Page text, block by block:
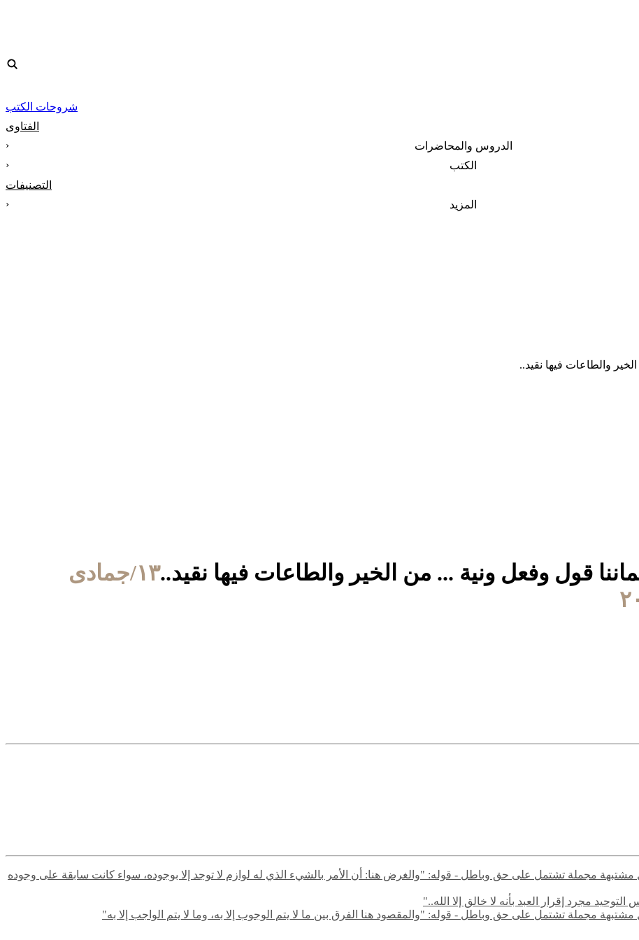
شروحات الكتب
الفتاوى
الدروس والمحاضرات
‹
الكتب
‹
التصنيفات
المزيد
‹
١٣/جمادى
مشتبهة مجملة تشتمل على حق وباطل - قوله: "والغرض هنا: أن الأمر بالشيء الذي له لوازم لا توجد إلا بوجوده، سواء كانت سابقة على وجوده